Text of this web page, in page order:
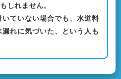
しれません。
ていない場合でも、水道料
れに気づいた、という人も